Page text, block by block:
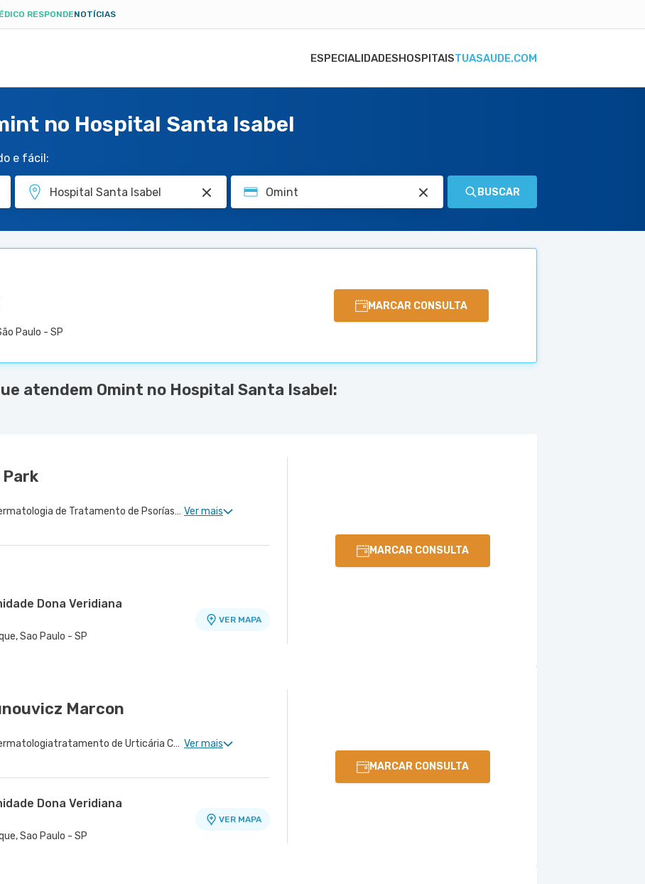
RESPONDENOTÍCIAS
ESPECIALIDADESHOSPITAISTUASAUDE.COM
no Hospital Santa Isabel
e fácil:
BUSCAR
Paulo - SP
MARCAR CONSULTA
atendem Omint no Hospital Santa Isabel:
Park
Dermatologia Clinica, Dermatologia de Tratamento de Psoríase, Dermatologia Tratamento de Dermatite Atópica, Dermatologiatratamento de Urticária Crônica, Dermatologia de Tratamento de Hidradenite Ver mais
MARCAR CONSULTA
Dona Veridiana
Sao Paulo - SP
VER MAPA
Marcon
Dermatologia Clinica, Dermatologiatratamento de Urticária Crônica, Dermatologia de Tratamento de Hidradenite, Dermatologia Tratamento de Dermatite Atópica, Dermatologia de Tratamento de Psoríase Ver mais
MARCAR CONSULTA
Dona Veridiana
Sao Paulo - SP
VER MAPA